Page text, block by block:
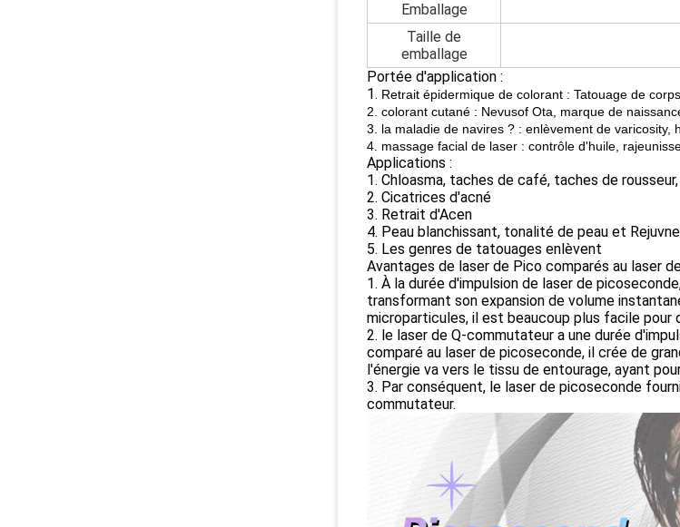
Emballage
Taille de
emballage
Portée d'application :
1. Retrait épidermique de colorant : Tatouage de
2. colorant cutané : Nevusof Ota, marque de
3. la maladie de navires ? : enlèvement de varicosity,
4. massage facial de laser : contrôle d'huile,
Applications :
1. Chloasma, taches de café, taches de
2. Cicatrices d'acné
3. Retrait d'Acen
4. Peau blanchissant, tonalité de peau et
5. Les genres de tatouages enlèvent
Avantages de laser de Pico comparés au laser
1. À la durée d'impulsion de laser de
transformant son expansion de volume
microparticules, il est beaucoup plus facile pour
2. le laser de Q-commutateur a une durée
comparé au laser de picoseconde, il crée de
l'énergie va vers le tissu de entourage, ayant
3. Par conséquent, le laser de picoseconde
commutateur.